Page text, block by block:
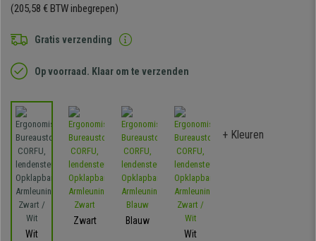
(205,58 € BTW inbegrepen)
Gratis verzending
Op voorraad. Klaar om te verzenden
Wit
Zwart
Blauw
Wit
+ Kleuren